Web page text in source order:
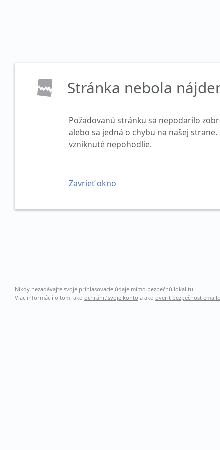
Stránka nebola
Požadovanú stránku sa nepodarilo
alebo sa jedná o chybu na našej
vzniknuté nepohodlie.
Zavrieť okno
Nikdy nezadávajte svoje prihlasovacie údaje mimo bezpečnú lokalitu.
Viac informácií o tom, ako ochrániť svoje konto a ako overiť bezpečnosť